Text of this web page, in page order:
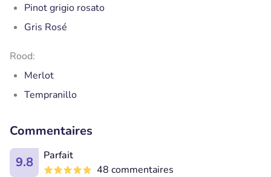
Pinot grigio rosato
Gris Rosé
Rood:
Merlot
Tempranillo
Commentaires
9.8
Parfait
48 commentaires